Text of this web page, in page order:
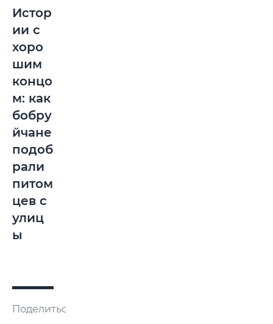
Истор
ии с
хоро
шим
концо
м: как
бобру
йчане
подоб
рали
питом
цев с
улиц
ы
Поделиться: